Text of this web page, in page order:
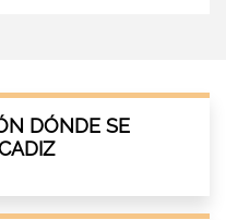
DÓNDE SE